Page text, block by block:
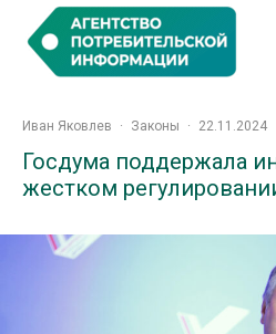
Иван Яковлев · Законы · 22.11.2024
Госдума поддержала
жестком